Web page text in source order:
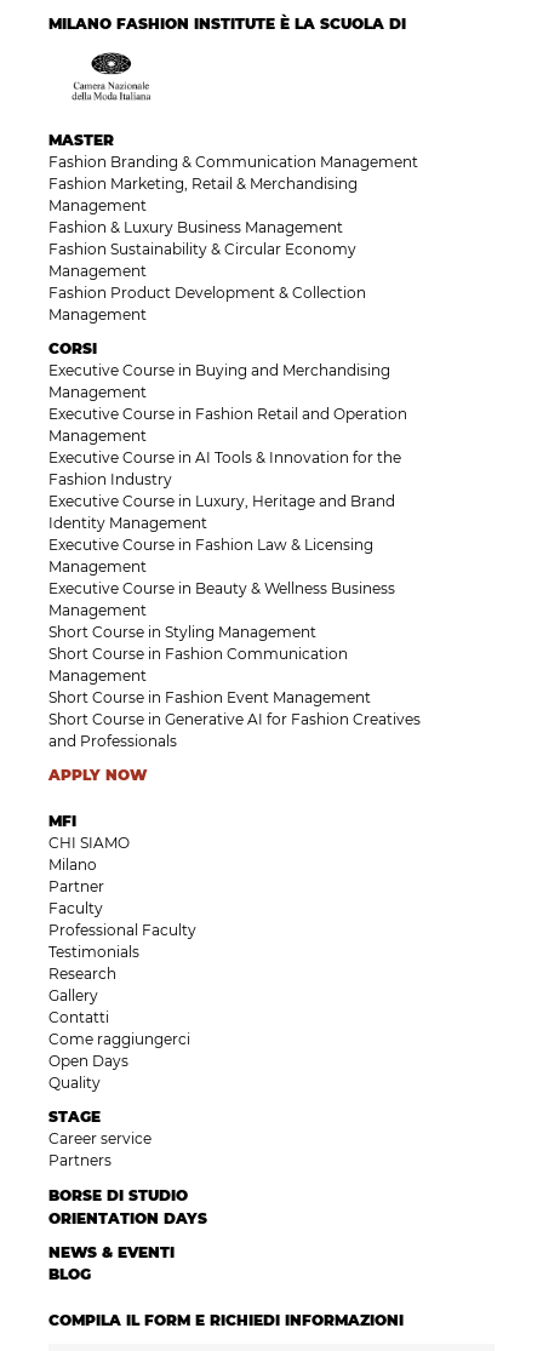
MILANO FASHION INSTITUTE È LA SCUOLA DI
MASTER
Fashion Branding & Communication Management
Fashion Marketing, Retail & Merchandising
Management
Fashion & Luxury Business Management
Fashion Sustainability & Circular Economy
Management
Fashion Product Development & Collection
Management
CORSI
Executive Course in Buying and Merchandising
Management
Executive Course in Fashion Retail and Operation
Management
Executive Course in AI Tools & Innovation for the
Fashion Industry
Executive Course in Luxury, Heritage and Brand
Identity Management
Executive Course in Fashion Law & Licensing
Management
Executive Course in Beauty & Wellness Business
Management
Short Course in Styling Management
Short Course in Fashion Communication
Management
Short Course in Fashion Event Management
Short Course in Generative AI for Fashion Creatives
and Professionals
APPLY NOW
MFI
CHI SIAMO
Milano
Partner
Faculty
Professional Faculty
Testimonials
Research
Gallery
Contatti
Come raggiungerci
Open Days
Quality
STAGE
Career service
Partners
BORSE DI STUDIO
ORIENTATION DAYS
NEWS & EVENTI
BLOG
COMPILA IL FORM E RICHIEDI INFORMAZIONI